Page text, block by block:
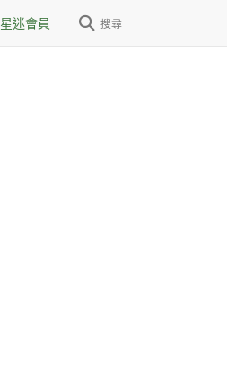
星迷會員 搜尋